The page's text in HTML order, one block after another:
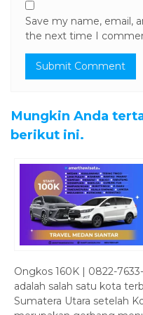
Save my name, email,
the next time I
Mungkin Anda
berikut ini.
Ongkos 160K | 0822-
adalah salah satu kota
Sumatera Utara setelah